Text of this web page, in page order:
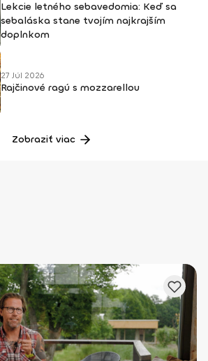
Lekcie letného sebavedomia: Keď sa
sebaláska stane tvojím najkrajším
doplnkom
27 Júl 2026
Rajčinové ragú s mozzarellou
Zobraziť viac